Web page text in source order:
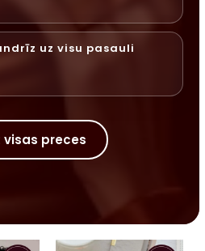
uz visu pasauli
visas preces